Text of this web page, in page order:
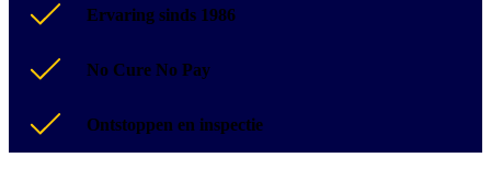
Ervaring sinds 1986
No Cure No Pay
Ontstoppen en inspectie